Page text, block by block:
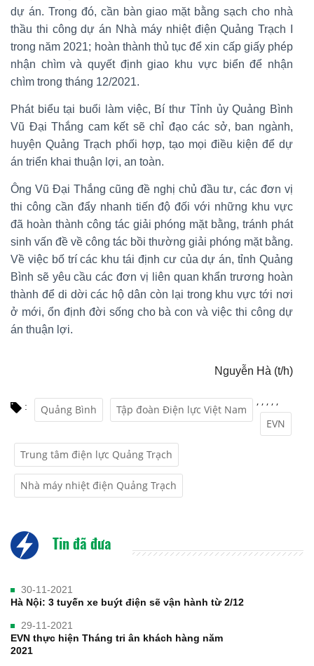
dự án. Trong đó, cần bàn giao mặt bằng sạch cho nhà
thầu thi công dự án Nhà máy nhiệt điện Quảng Trạch I
trong năm 2021; hoàn thành thủ tục để xin cấp giấy phép
nhận chìm và quyết định giao khu vực biển để nhận
chìm trong tháng 12/2021.
Phát biểu tại buổi làm việc, Bí thư Tỉnh ủy Quảng Bình
Vũ Đại Thắng cam kết sẽ chỉ đạo các sở, ban ngành,
huyện Quảng Trạch phối hợp, tạo mọi điều kiện để dự
án triển khai thuận lợi, an toàn.
Ông Vũ Đại Thắng cũng đề nghị chủ đầu tư, các đơn vị
thi công cần đẩy nhanh tiến độ đối với những khu vực
đã hoàn thành công tác giải phóng mặt bằng, tránh phát
sinh vấn đề về công tác bồi thường giải phóng mặt bằng.
Về việc bố trí các khu tái định cư của dự án, tỉnh Quảng
Bình sẽ yêu cầu các đơn vị liên quan khẩn trương hoàn
thành để di dời các hộ dân còn lại trong khu vực tới nơi
ở mới, ổn định đời sống cho bà con và việc thi công dự
án thuận lợi.
Nguyễn Hà (t/h)
: Quảng Bình
,
Tập đoàn Điện lực Việt Nam
,
EVN
,
Trung tâm điện lực Quảng Trạch
,
Nhà máy nhiệt điện Quảng Trạch
,
Tin đã đưa
30-11-2021
Hà Nội: 3 tuyến xe buýt điện sẽ vận hành từ 2/12
29-11-2021
EVN thực hiện Tháng tri ân khách hàng năm
2021